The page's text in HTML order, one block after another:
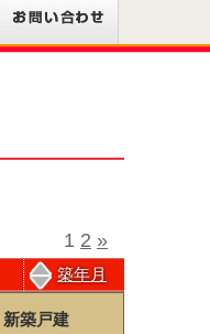
築年月
1 2 »
新築戸建